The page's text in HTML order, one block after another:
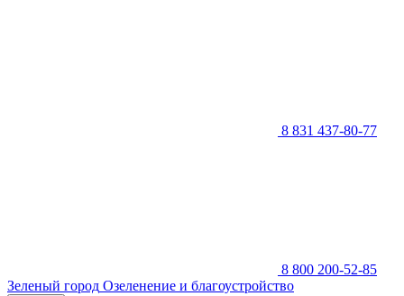
8 831 437-80-77
8 800 200-52-85
Зеленый город Озеленение и благоустройство